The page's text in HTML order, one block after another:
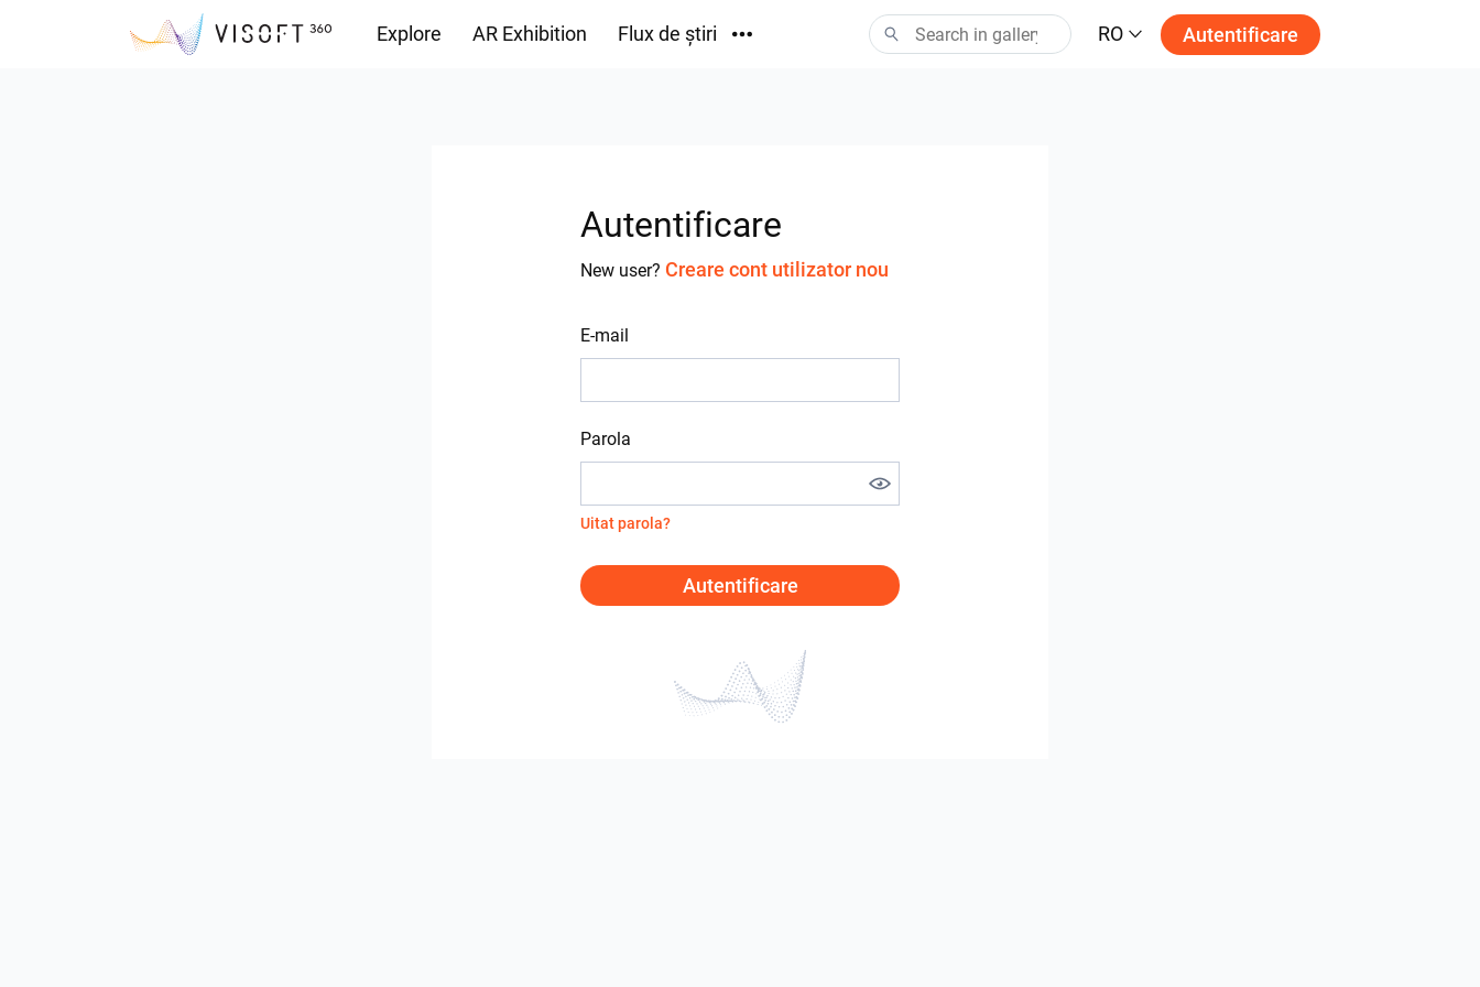
Explore AR Exhibition Flux de știri RO Autentificare
Autentificare
New user? Creare cont utilizator nou
E-mail
Parola
Uitat parola?
Autentificare